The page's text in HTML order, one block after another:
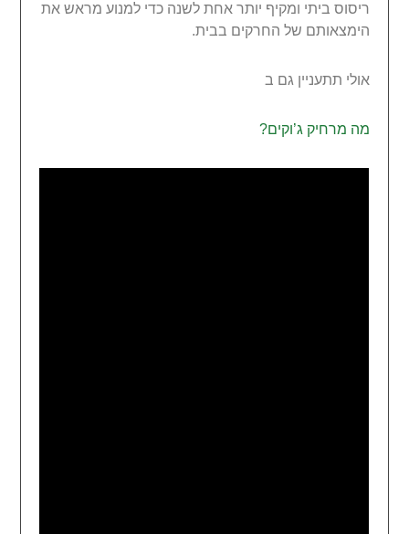
ריסוס ביתי ומקיף יותר אחת לשנה כדי למנוע מראש את
הימצאותם של החרקים בבית.
אולי תתעניין גם ב
מה מרחיק ג’וקים?